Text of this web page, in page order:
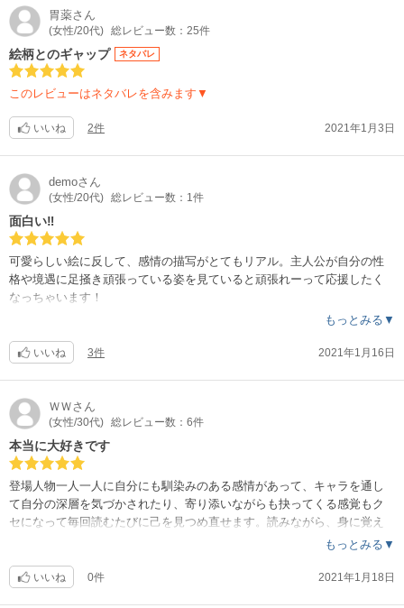
胃薬さん
(女性/20代) 総レビュー数：25件
絵柄とのギャップ ネタバレ
このレビューはネタバレを含みます▼
いいね 2件 2021年1月3日
demoさん
(女性/20代) 総レビュー数：1件
面白い‼︎
可愛らしい絵に反して、感情の描写がとてもリアル。主人公が自分の性
格や境遇に足掻き頑張っている姿を見ていると頑張れーって応援したく
なっちゃいます！
もっとみる▼
いいね 3件 2021年1月16日
ＷＷさん
(女性/30代) 総レビュー数：6件
本当に大好きです
登場人物一人一人に自分にも馴染みのある感情があって、キャラを通し
て自分の深層を気づかされたり、寄り添いながらも抉ってくる感覚もク
セになって毎回読むたびに己を見つめ直せます。読みながら、身に覚え
のある感情だと中々ぐっさりくるものもありますが、凪ちゃんを見てる
もっとみる▼
いいね 0件 2021年1月18日